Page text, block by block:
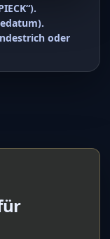
oder